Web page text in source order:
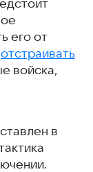
его от
отстраивать
войска,
в